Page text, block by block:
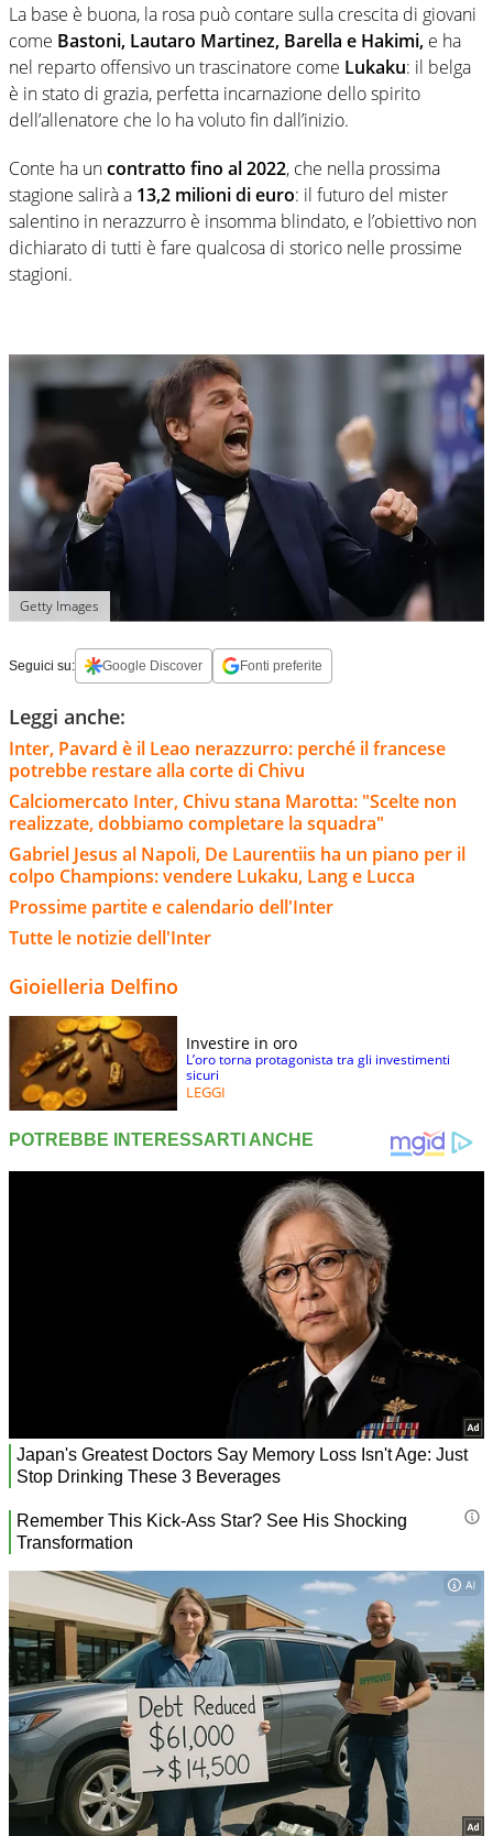
La base è buona, la rosa può contare sulla crescita di giovani
come Bastoni, Lautaro Martinez, Barella e Hakimi, e ha
nel reparto offensivo un trascinatore come Lukaku: il belga
è in stato di grazia, perfetta incarnazione dello spirito
dell’allenatore che lo ha voluto fin dall’inizio.
Conte ha uncontratto fino al 2022, che nella prossima
stagione salirà a 13,2 milioni di euro: il futuro del mister
salentino in nerazzurro è insomma blindato, e l’obiettivo non
dichiarato di tutti è fare qualcosa di storico nelle prossime
stagioni.
Getty Images
Seguici su: Google Discover Fonti preferite
Leggi anche:
Inter, Pavard è il Leao nerazzurro: perché il francese
potrebbe restare alla corte di Chivu
Calciomercato Inter, Chivu stana Marotta: "Scelte non
realizzate, dobbiamo completare la squadra"
Gabriel Jesus al Napoli, De Laurentiis ha un piano per il
colpo Champions: vendere Lukaku, Lang e Lucca
Prossime partite e calendario dell'Inter
Tutte le notizie dell'Inter
Gioielleria Delfino
Investire in oro
L’oro torna protagonista tra gli investimenti
sicuri
LEGGI